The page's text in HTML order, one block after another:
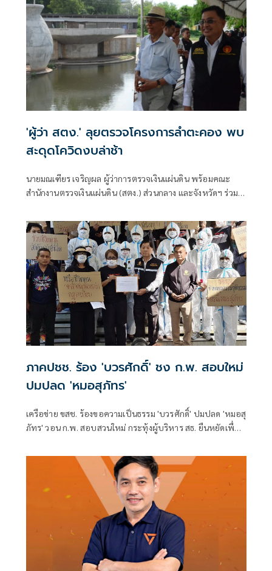
'ผู้ว่า สตง.' ลุยตรวจโครงการลำตะคอง พบ
สะดุดโควิดงบล่าช้า
นายมณเฑียร เจริญผล ผู้ว่าการตรวจเงินแผ่นดิน พร้อมคณะ
สำนักงานตรวจเงินแผ่นดิน (สตง.) ส่วนกลาง และจังหวัดฯ ร่วม
ภูมิทัศน์ลำตะคอง
ภาคปชช. ร้อง 'บวรศักดิ์' ชง ก.พ. สอบใหม่
ปมปลด 'หมอสุภัทร'
เครือข่าย ขสช. ร้องขอความเป็นธรรม 'บวรศักดิ์' ปมปลด 'หมอสุ
ภัทร' วอน ก.พ. สอบสวนใหม่ กระทุ้งผู้บริหาร สธ. ยืนหยัดเพื่อ